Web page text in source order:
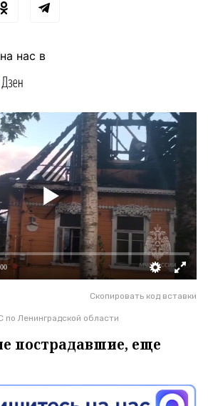
нас в
Скопировать код вставки
Ленинградской области
пострадавшие, еще